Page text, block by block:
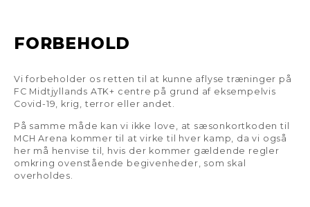
FORBEHOLD
Vi forbeholder os retten til at kunne aflyse træninger på
FC Midtjyllands ATK+ centre på grund af eksempelvis
Covid-19, krig, terror eller andet.
På samme måde kan vi ikke love, at sæsonkortkoden til
MCH Arena kommer til at virke til hver kamp, da vi også
her må henvise til, hvis der kommer gældende regler
omkring ovenstående begivenheder, som skal
overholdes.